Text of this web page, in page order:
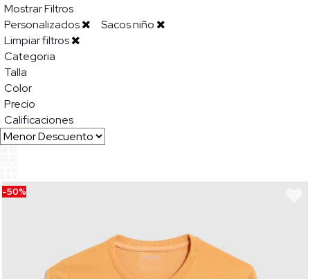
Mostrar Filtros
Personalizados
Sacos niño
Limpiar filtros
Categoria
Talla
Color
Precio
Calificaciones
-50%